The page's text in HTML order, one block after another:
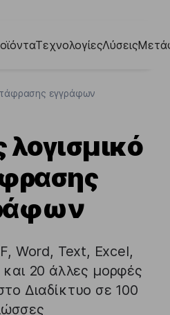
ΤεχνολογίεςΛύσεις
εγγράφων
Word, Text, Excel,
20 άλλες μορφές
Διαδίκτυο σε 100